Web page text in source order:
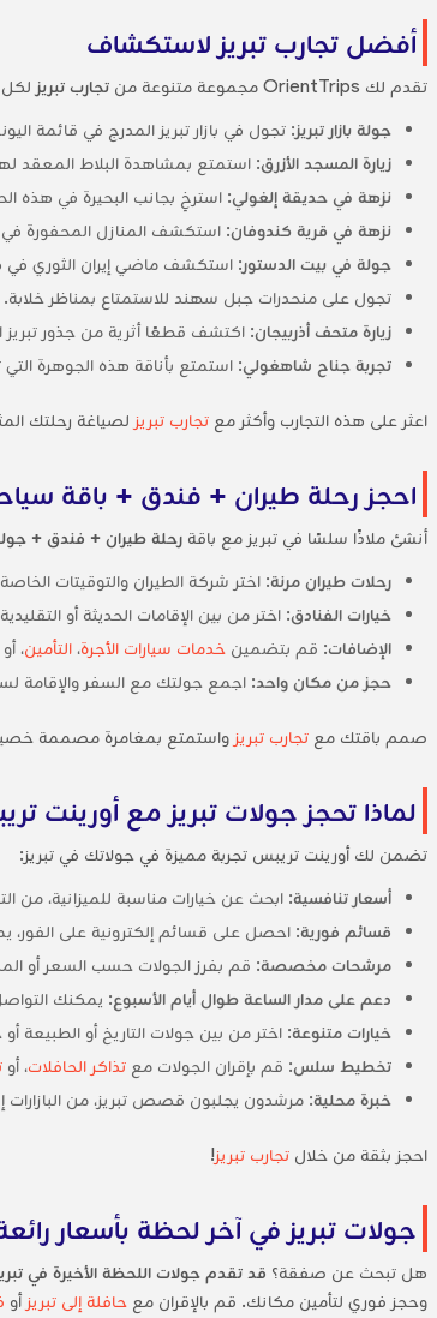
أفضل تجارب تبريز لاستكشاف
تقدم لك OrientTrips مجموعة متنوعة من تجارب تبريز لكل
جولة بازار تبريز: تجول في بازار تبريز المدرج في قائمة
زيارة المسجد الأزرق: استمتع بمشاهدة البلاط المعقد
نزهة في حديقة إلغولي: استرخِ بجانب البحيرة في هذه
نزهة في قرية كندوفان: استكشف المنازل المحفورة
جولة في بيت الدستور: استكشف ماضي إيران الثوري في
تجول على منحدرات جبل سهند للاستمتاع بمناظر خلابة.
زيارة متحف أذربيجان: اكتشف قطعًا أثرية من جذور تبريز
تجربة جناح شاهغولي: استمتع بأناقة هذه الجوهرة
اعثر على هذه التجارب وأكثر مع تجارب تبريز لصياغة رحلتك
احجز رحلة طيران + فندق + باقة
أنشئ ملاذًا سلسًا في تبريز مع باقة رحلة طيران + فندق +
رحلات طيران مرنة: اختر شركة الطيران والتوقيتات
خيارات الفنادق: اختر من بين الإقامات الحديثة أو
الإضافات: قم بتضمين خدمات سيارات الأجرة، التأمين،
حجز من مكان واحد: اجمع جولتك مع السفر والإقامة
صمم باقتك مع تجارب تبريز واستمتع بمغامرة مصممة
لماذا تحجز جولات تبريز مع أورينت
تضمن لك أورينت تريبس تجربة مميزة في جولاتك في تبريز:
أسعار تنافسية: ابحث عن خيارات مناسبة للميزانية، من
قسائم فورية: احصل على قسائم إلكترونية على الفور،
مرشحات مخصصة: قم بفرز الجولات حسب السعر أو
دعم على مدار الساعة طوال أيام الأسبوع: يمكنك
خيارات متنوعة: اختر من بين جولات التاريخ أو الطبيعة
تخطيط سلس: قم بإقران الجولات مع تذاكر الحافلات، أو
خبرة محلية: مرشدون يجلبون قصص تبريز، من البازارات
احجز بثقة من خلال تجارب تبريز!
جولات تبريز في آخر لحظة بأسعار
هل تبحث عن صفقة؟ قد تقدم جولات اللحظة الأخيرة في
وحجز فوري لتأمين مكانك. قم بالإقران مع حافلة إلى تبريز أو